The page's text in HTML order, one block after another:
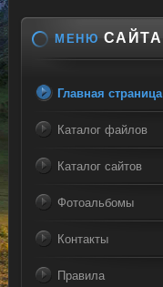
МЕНЮ САЙТА
Главная страница
Каталог файлов
Каталог сайтов
Фотоальбомы
Контакты
Правила